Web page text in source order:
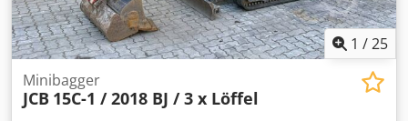
1 /25
Minibagger
JCB 15C-1 / 2018 BJ / 3 x Löffel